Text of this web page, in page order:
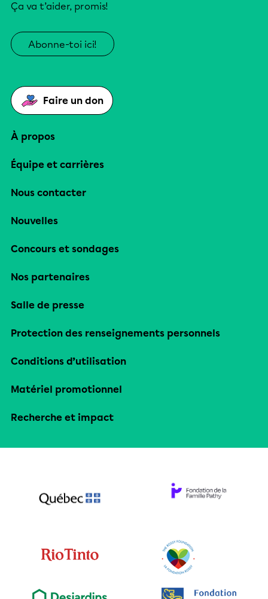
Ça va t’aider, promis!
Abonne-toi ici!
Faire un don
À propos
Équipe et carrières
Nous contacter
Nouvelles
Concours et sondages
Nos partenaires
Salle de presse
Protection des renseignements personnels
Conditions d’utilisation
Matériel promotionnel
Recherche et impact